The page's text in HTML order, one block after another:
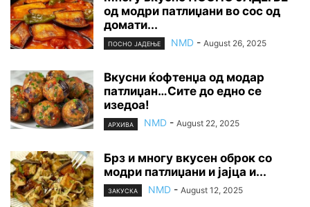
од модри патлиџани во сос од
домати...
ПОСНО ЈАДЕЊЕ NMD - August 26, 2025
Вкусни ќофтенџа од модар
патлиџан…Сите до едно се
изедоа!
АРХИВА NMD - August 22, 2025
Брз и многу вкусен оброк со
модри патлиџани и јајца и...
ЗАКУСКА NMD - August 12, 2025